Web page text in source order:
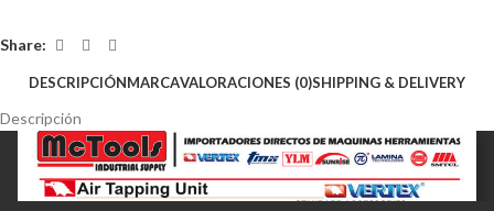
Share:
DESCRIPCIÓNMARCAVALORACIONES (0)SHIPPING & DELIVERY
Descripción